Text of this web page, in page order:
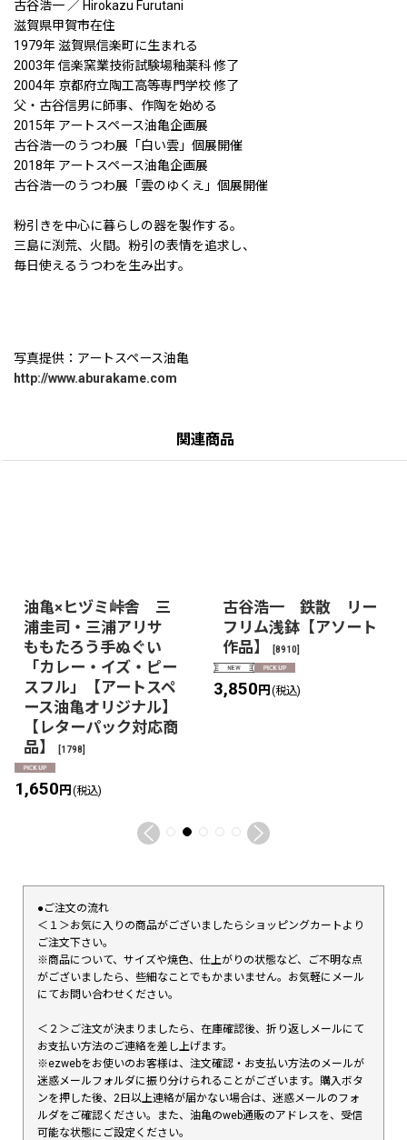
古谷浩一 ／ Hirokazu Furutani
滋賀県甲賀市在住
1979年 滋賀県信楽町に生まれる
2003年 信楽窯業技術試験場釉薬科 修了
2004年 京都府立陶工高等専門学校 修了
父・古谷信男に師事、作陶を始める
2015年 アートスペース油亀企画展
古谷浩一のうつわ展「白い雲」個展開催
2018年 アートスペース油亀企画展
古谷浩一のうつわ展「雲のゆくえ」個展開催
粉引きを中心に暮らしの器を製作する。
三島に渕荒、火間。粉引の表情を追求し、
毎日使えるうつわを生み出す。
写真提供：アートスペース油亀
http://www.aburakame.com
関連商品
油亀×ヒヅミ峠舎 三
浦圭司・三浦アリサ
ももたろう手ぬぐい
「カレー・イズ・ピー
スフル」【アートスペ
ース油亀オリジナル】
【レターパック対応商
品】
[1798]
1,650円 (税込)
古谷浩一 鉄散 リー
フリム浅鉢【アソート
作品】
[8910]
3,850円 (税込)
●ご注文の流れ
＜１＞お気に入りの商品がございましたらショッピングカートより
ご注文下さい。
※商品について、サイズや焼色、仕上がりの状態など、ご不明な点
がございましたら、些細なことでもかまいません。お気軽にメール
にてお問い合わせください。
＜２＞ご注文が決まりましたら、在庫確認後、折り返しメールにて
お支払い方法のご連絡を差し上げます。
※ezwebをお使いのお客様は、注文確認・お支払い方法のメールが
迷惑メールフォルダに振り分けられることがございます。購入ボタ
ンを押した後、2日以上連絡が届かない場合は、迷惑メールのフォ
ルダをご確認ください。また、油亀のweb通販のアドレスを、受信
可能な状態にご設定ください。